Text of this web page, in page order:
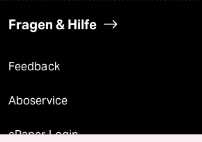
Fragen & Hilfe
Feedback
Aboservice
ePaper Login